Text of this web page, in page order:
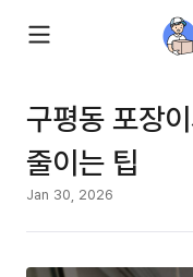
구평동 포장
줄이는 팁
Jan 30, 2026